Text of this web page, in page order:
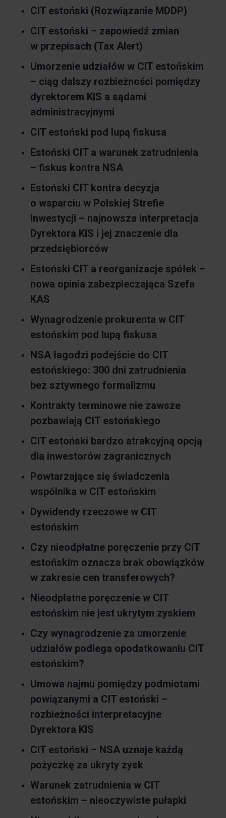
CIT estoński (Rozwiązanie MDDP)
CIT estoński – zapowiedź zmian
w przepisach (Tax Alert)
Umorzenie udziałów w CIT estońskim
– ciąg dalszy rozbieżności pomiędzy
dyrektorem KIS a sądami
administracyjnymi
CIT estoński pod lupą fiskusa
Estoński CIT a warunek zatrudnienia
– fiskus kontra NSA
Estoński CIT kontra decyzja
o wsparciu w Polskiej Strefie
Inwestycji – najnowsza interpretacja
Dyrektora KIS i jej znaczenie dla
przedsiębiorców
Estoński CIT a reorganizacje spółek –
nowa opinia zabezpieczająca Szefa
KAS
Wynagrodzenie prokurenta w CIT
estońskim pod lupą fiskusa
NSA łagodzi podejście do CIT
estońskiego: 300 dni zatrudnienia
bez sztywnego formalizmu
Kontrakty terminowe nie zawsze
pozbawiają CIT estońskiego
CIT estoński bardzo atrakcyjną opcją
dla inwestorów zagranicznych
Powtarzające się świadczenia
wspólnika w CIT estońskim
Dywidendy rzeczowe w CIT
estońskim
Czy nieodpłatne poręczenie przy CIT
estońskim oznacza brak obowiązków
w zakresie cen transferowych?
Nieodpłatne poręczenie w CIT
estońskim nie jest ukrytym zyskiem
Czy wynagrodzenie za umorzenie
udziałów podlega opodatkowaniu CIT
estońskim?
Umowa najmu pomiędzy podmiotami
powiązanymi a CIT estoński –
rozbieżności interpretacyjne
Dyrektora KIS
CIT estoński – NSA uznaje każdą
pożyczkę za ukryty zysk
Warunek zatrudnienia w CIT
estońskim – nieoczywiste pułapki